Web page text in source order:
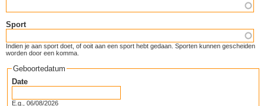
Sport
Indien je aan sport doet, of ooit aan een sport hebt gedaan. Sporten kunnen gescheiden
worden door een komma.
Geboortedatum
Date
E.g., 06/08/2026